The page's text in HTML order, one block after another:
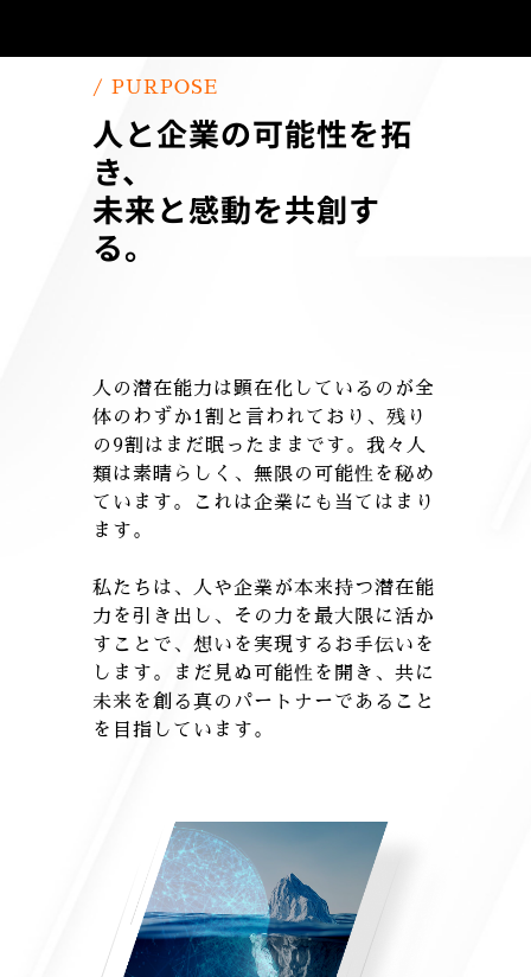
/ PURPOSE
人と企業の可能性を拓
き、
未来と感動を共創す
る。
人の潜在能力は顕在化しているのが全
体のわずか1割と言われており、残り
の9割はまだ眠ったままです。我々人
類は素晴らしく、無限の可能性を秘め
ています。これは企業にも当てはまり
ます。
私たちは、人や企業が本来持つ潜在能
力を引き出し、その力を最大限に活か
すことで、想いを実現するお手伝いを
します。まだ見ぬ可能性を開き、共に
未来を創る真のパートナーであること
を目指しています。